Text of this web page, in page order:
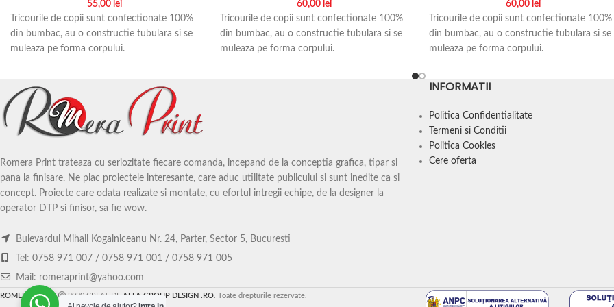
55,00 lei
Tricourile de copii sunt confectionate 100%
din bumbac, au o constructie tubulara si se
muleaza pe forma corpului.
Romera Print te ajuta sa-ti pui in practica
ideile, oricat de trasnite sau inedite ar fi. La
noi poti imprima pe tricouri ce vrei tu foarte
usor. Incarci pe site poza si/sau textul tau, iar
60,00 lei
Tricourile de copii sunt confectionate 100%
din bumbac, au o constructie tubulara si se
muleaza pe forma corpului.
60,00 lei
Tricourile de copii sunt confectionate 100%
din bumbac, au o constructie tubulara si se
muleaza pe forma corpului.
Romera Print te ajuta sa-ti pui in practica
Romera Print trateaza cu seriozitate fiecare comanda, incepand de la conceptia grafica, tipar si
pana la finisare. Ne plac proiectele interesante, care aduc utilitate publicului si sunt inedite ca si
concept. Proiecte care odata realizate si montate, cu efortul intregii echipe, de la designer la
operator DTP si finisor, sa fie wow.
Bulevardul Mihail Kogalniceanu Nr. 24, Parter, Sector 5, Bucuresti
Tel: 0758 971 007 / 0758 971 001 / 0758 971 005
Mail: romeraprint@yahoo.com
INFORMATII
Politica Confidentialitate
Termeni si Conditii
Politica Cookies
Cere oferta
ROMERA PRINT 2020 CREAT DE ALFA GROUP DESIGN .RO. Toate drepturile rezervate.